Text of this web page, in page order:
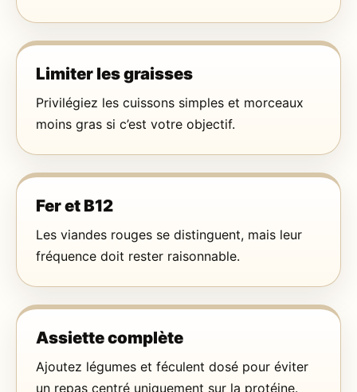
Limiter les graisses
Privilégiez les cuissons simples et morceaux
moins gras si c’est votre objectif.
Fer et B12
Les viandes rouges se distinguent, mais leur
fréquence doit rester raisonnable.
Assiette complète
Ajoutez légumes et féculent dosé pour éviter
un repas centré uniquement sur la protéine.